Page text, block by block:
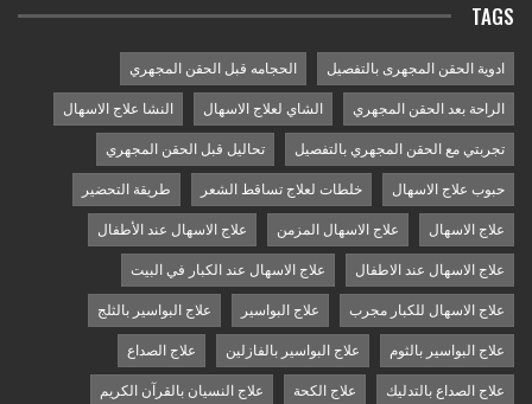
TAGS
ادوية الحقن المجهرى بالتفصيل الحجامه قبل الحقن المجهري
الراحة بعد الحقن المجهري الشاي لعلاج الاسهال النشا علاج الاسهال
تجربتي مع الحقن المجهري بالتفصيل تحاليل قبل الحقن المجهري
حبوب علاج الاسهال خلطات لعلاج تساقط الشعر طريقة التحضير
علاج الاسهال علاج الاسهال المزمن علاج الاسهال عند الأطفال
علاج الاسهال عند الاطفال علاج الاسهال عند الكبار في البيت
علاج الاسهال للكبار مجرب علاج البواسير علاج البواسير بالثلج
علاج البواسير بالثوم علاج البواسير بالفازلين علاج الصداع
علاج الصداع بالتدليك علاج الكحة علاج النسيان بالقرآن الكريم